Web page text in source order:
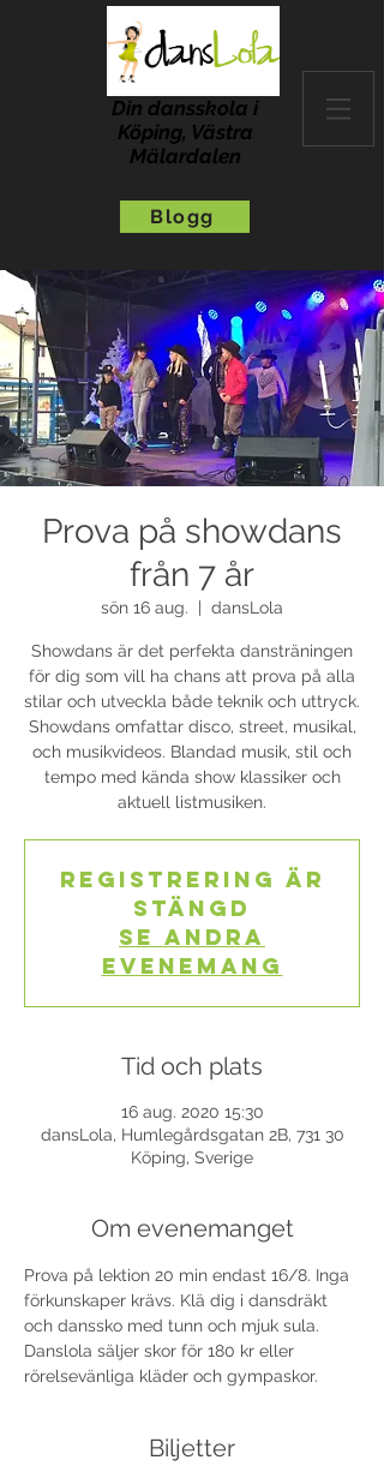
Din dansskola i
Köping, Västra
Mälardalen
Blogg
Prova på showdans
från 7 år
sön 16 aug. dansLola
Showdans är det perfekta dansträningen
för dig som vill ha chans att prova på alla
stilar och utveckla både teknik och uttryck.
Showdans omfattar disco, street, musikal,
och musikvideos. Blandad musik, stil och
tempo med kända show klassiker och
aktuell listmusiken.
Registrering är
stängd
Se andra
evenemang
Tid och plats
16 aug. 2020 15:30
dansLola, Humlegårdsgatan 2B, 731 30
Köping, Sverige
Om evenemanget
Prova på lektion 20 min endast 16/8. Inga
förkunskaper krävs. Klä dig i dansdräkt
och danssko med tunn och mjuk sula.
Danslola säljer skor för 180 kr eller
rörelsevänliga kläder och gympaskor.
Biljetter